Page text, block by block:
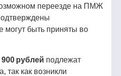
переезде на ПМЖ
могут быть приняты во
900 рублей подлежат
так как возникли